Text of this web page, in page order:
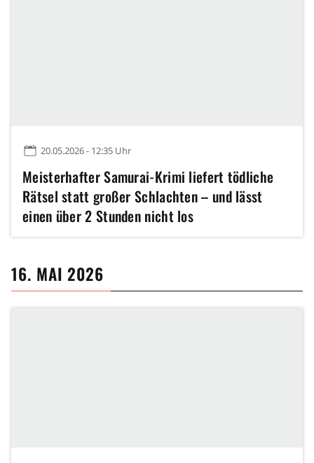
20.05.2026 - 12:35 Uhr
Meisterhafter Samurai-Krimi liefert tödliche
Rätsel statt großer Schlachten – und lässt
einen über 2 Stunden nicht los
16. MAI 2026